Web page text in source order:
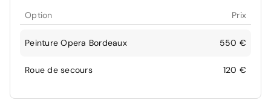
Option Prix
Peinture Opera Bordeaux 550 €
Roue de secours 120 €